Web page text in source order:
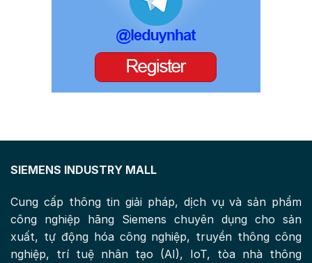
SIEMENS INDUSTRY MALL
Cung cấp thông tin giải pháp, dịch vụ và sản phẩm
công nghiệp hãng Siemens chuyên dụng cho sản
xuất, tự động hóa công nghiệp, truyền thông công
nghiệp, trí tuệ nhân tạo (AI), IoT, tòa nhà thông